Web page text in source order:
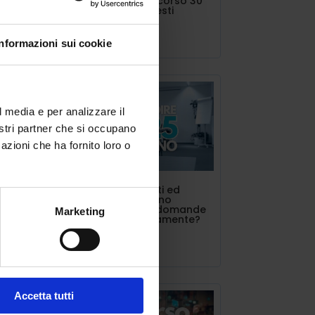
sui cookie
e per analizzare il
partner che si occupano
che ha fornito loro o
Marketing
Accetta tutti
→
CFU vanno richiesti
INDIRE triennalisti ed
estero. Si possono
presentare più domande
contemporaneamente?
Lug 10, 2025